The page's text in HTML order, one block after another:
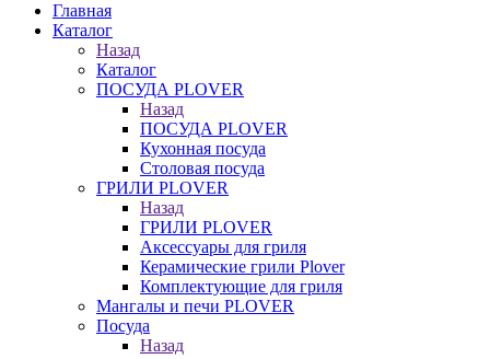
Главная
Каталог
Назад
Каталог
ПОСУДА PLOVER
Назад
ПОСУДА PLOVER
Кухонная посуда
Столовая посуда
ГРИЛИ PLOVER
Назад
ГРИЛИ PLOVER
Аксессуары для гриля
Керамические грили Plover
Комплектующие для гриля
Мангалы и печи PLOVER
Посуда
Назад